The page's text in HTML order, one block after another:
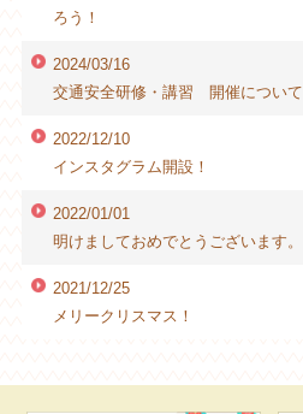
ろう！
2024/03/16
交通安全研修・講習 開催について
2022/12/10
インスタグラム開設！
2022/01/01
明けましておめでとうございます。
2021/12/25
メリークリスマス！